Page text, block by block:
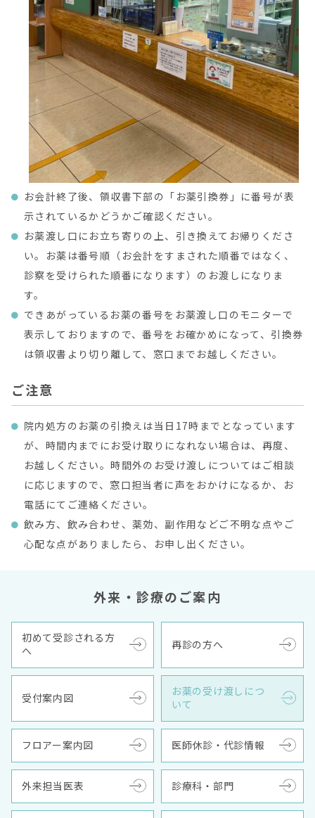
お会計終了後、領収書下部の「お薬引換券」に番号が表
示されているかどうかご確認ください。
お薬渡し口にお立ち寄りの上、引き換えてお帰りくださ
い。お薬は番号順（お会計をすまされた順番ではなく、
診察を受けられた順番になります）のお渡しになりま
す。
できあがっているお薬の番号をお薬渡し口のモニターで
表示しておりますので、番号をお確かめになって、引換券
は領収書より切り離して、窓口までお越しください。
ご注意
院内処方のお薬の引換えは当日17時までとなっています
が、時間内までにお受け取りになれない場合は、再度、
お越しください。時間外のお受け渡しについてはご相談
に応じますので、窓口担当者に声をおかけになるか、お
電話にてご連絡ください。
飲み方、飲み合わせ、薬効、副作用などご不明な点やご
心配な点がありましたら、お申し出ください。
外来・診療のご案内
初めて受診される方
へ
再診の方へ
受付案内図
お薬の受け渡しにつ
いて
フロアー案内図 医師休診・代診情報
外来担当医表 診療科・部門